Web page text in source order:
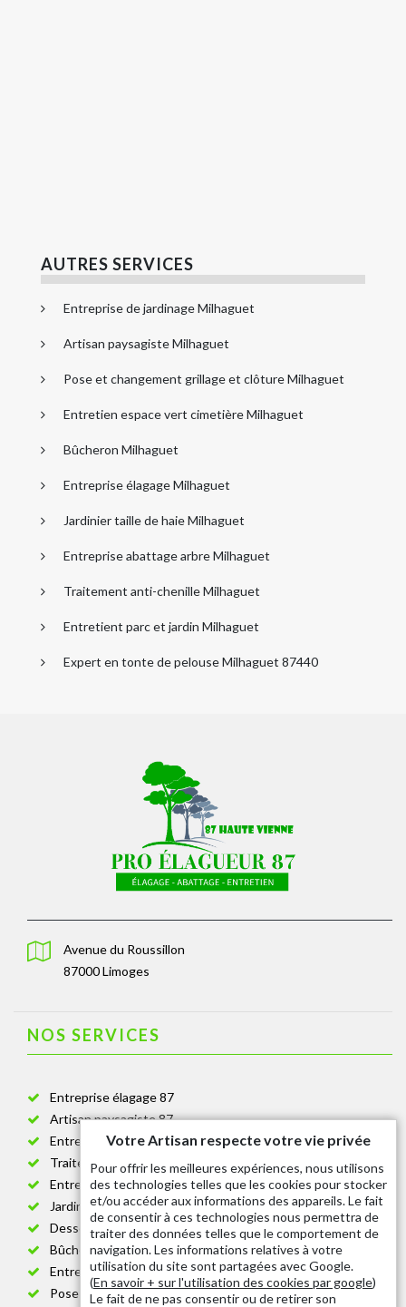
AUTRES SERVICES
Entreprise de jardinage Milhaguet
Artisan paysagiste Milhaguet
Pose et changement grillage et clôture Milhaguet
Entretien espace vert cimetière Milhaguet
Bûcheron Milhaguet
Entreprise élagage Milhaguet
Jardinier taille de haie Milhaguet
Entreprise abattage arbre Milhaguet
Traitement anti-chenille Milhaguet
Entretient parc et jardin Milhaguet
Expert en tonte de pelouse Milhaguet 87440
Avenue du Roussillon
87000 Limoges
NOS SERVICES
Entreprise élagage 87
Artisan paysagiste 87
Entreprise de jardinage 87
Traitement anti-chenille 87
Entreprise abattage arbre 87
Jardinier taille de haie 87
Dessouchage arbre et haie 87
Bûcheron 87
Entretien espace vert cimetière 87
Pose et changement grillage et clôture 87
Votre Artisan respecte votre vie privée
Pour offrir les meilleures expériences, nous utilisons
des technologies telles que les cookies pour stocker
et/ou accéder aux informations des appareils. Le fait
de consentir à ces technologies nous permettra de
traiter des données telles que le comportement de
navigation. Les informations relatives à votre
utilisation du site sont partagées avec Google.
(En savoir + sur l'utilisation des cookies par google)
Le fait de ne pas consentir ou de retirer son